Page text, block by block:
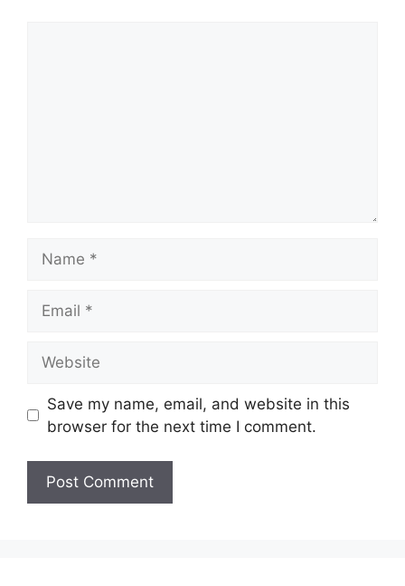
Save my name, email, and website in this
browser for the next time I comment.